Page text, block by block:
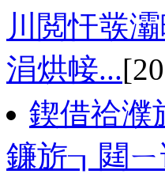
川閲忓彂
涓烘帹...
鍥借祫濮
鐮旂┒閮ㄧ